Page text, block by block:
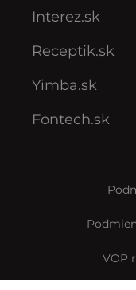
Interez.sk
Receptik.sk
Yimba.sk
Fontech.sk
VOP